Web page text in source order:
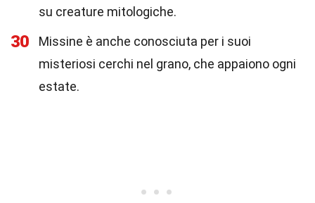
su creature mitologiche.
30
Missine è anche conosciuta per i suoi
misteriosi cerchi nel grano, che appaiono ogni
estate.